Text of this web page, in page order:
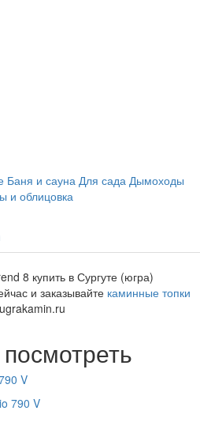
Баня и сауна Для сада Дымоходы
и облицовка
8 купить в Сургуте (югра)
и заказывайте каминные топки
V